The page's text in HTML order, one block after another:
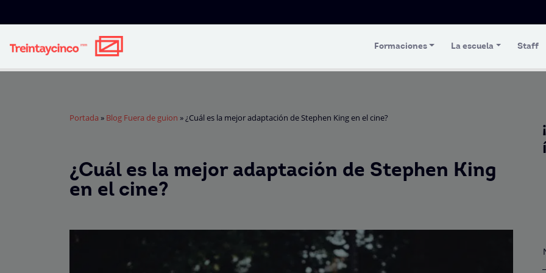
Formaciones La escuela Staff
Portada » Blog Fuera de guion »¿Cuál es la mejor adaptación de Stephen King en el cine?
¿Cuál es la mejor adaptación de Stephen King
en el cine?